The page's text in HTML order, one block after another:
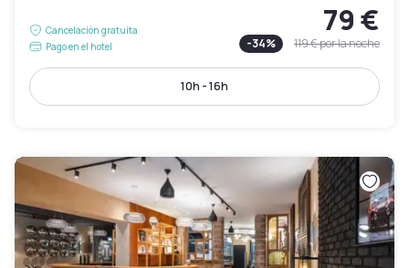
Cancelación gratuita
Pago en el hotel
79 €
-34% 119 €por la noche
10h - 16h